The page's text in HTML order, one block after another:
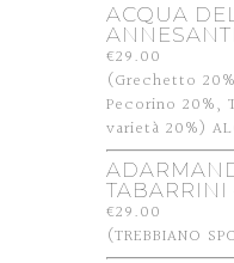
ACQUA
€29.00
(Grechetto
Pecorino 20%,
varietà 20%)
€29.00
(TREBBIANO